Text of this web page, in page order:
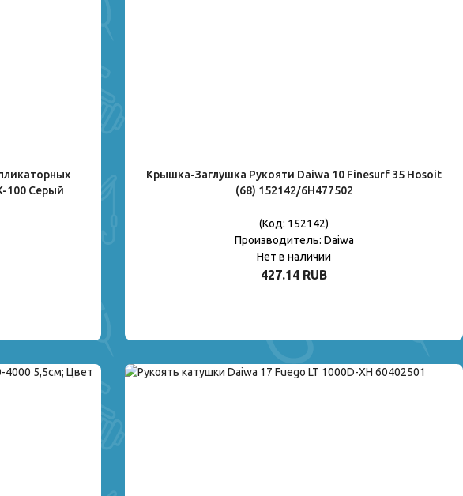
100 Серый
Крышка-Заглушка Рукояти Daiwa 10 Finesurf 35 Hosoit
(68) 152142/6H477502
(Код: 152142)
Производитель: Daiwa
Нет в наличии
427.14 RUB